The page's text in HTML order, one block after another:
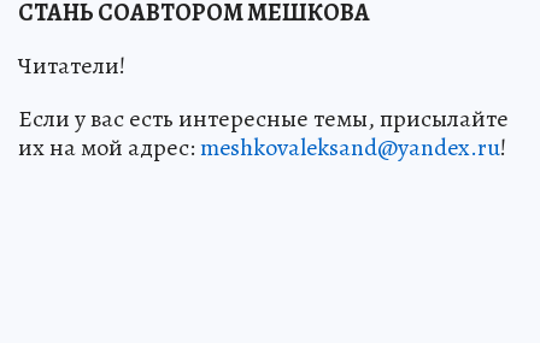
СТАНЬ СОАВТОРОМ МЕШКОВА
Читатели!
Если у вас есть интересные темы, присылайте
их на мой адрес:meshkovaleksand@yandex.ru!